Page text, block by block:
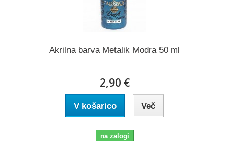
Akrilna barva Metalik Modra 50 ml
2,90 €
V košarico Več
na zalogi